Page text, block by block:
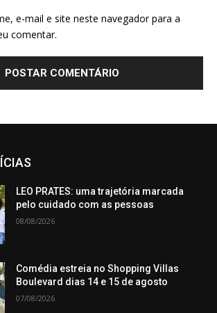
e-mail e site neste navegador para a
comentar.
LEO PRATES: uma trajetória marcada
pelo cuidado com as pessoas
08/08/2026
Comédia estreia no Shopping Villas
Boulevard dias 14 e 15 de agosto
07/08/2026